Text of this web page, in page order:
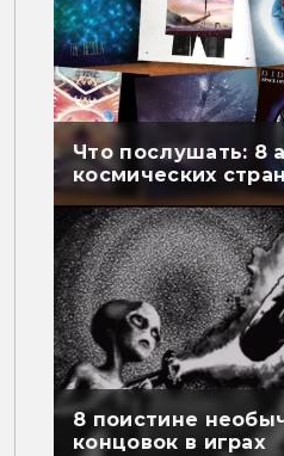
Что послушать: 8
космических
8 поистине
концовок в играх